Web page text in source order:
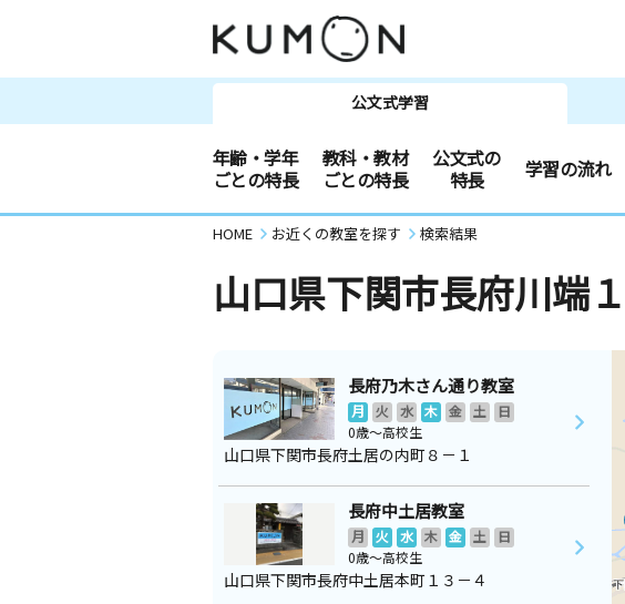
公文式学習
年齢・学年
ごとの特長
教科・教材
ごとの特長
公文式の
特長
学習の流れ
HOME お近くの教室を探す 検索結果
山口県下関市長府川端
長府乃木さん通り教室
月 火 水 木 金 土
日
0歳～高校生
山口県下関市長府土居の内町８－１
長府中土居教室
月 火 水 木 金 土
日
0歳～高校生
山口県下関市長府中土居本町１３－４